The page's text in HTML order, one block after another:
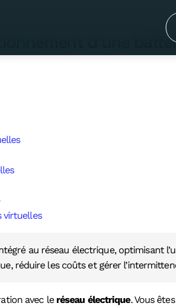
fonctionnement
d’une
virtuelles
au réseau électrique, optimisant
réduire les coûts et gérer
avec le réseau électrique. Vous